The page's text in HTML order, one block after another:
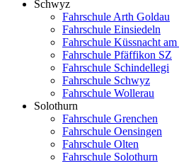
Schwyz
Fahrschule Arth Goldau
Fahrschule Einsiedeln
Fahrschule Küssnacht
Fahrschule Pfäffikon SZ
Fahrschule Schindellegi
Fahrschule Schwyz
Fahrschule Wollerau
Solothurn
Fahrschule Grenchen
Fahrschule Oensingen
Fahrschule Olten
Fahrschule Solothurn